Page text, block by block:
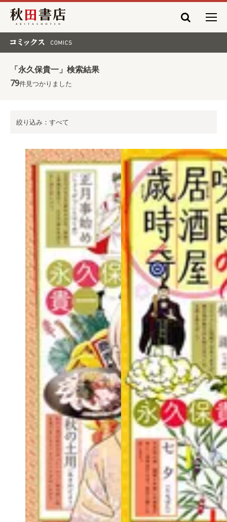
秋田書店
「永久保貴一」検索結果
79件見つかりました
絞り込み：すべて